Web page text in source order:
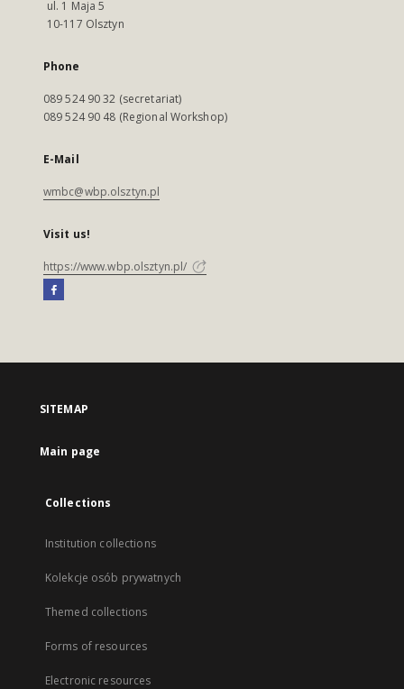
ul. 1 Maja 5
10-117 Olsztyn
Phone
089 524 90 32 (secretariat)
089 524 90 48 (Regional Workshop)
E-Mail
wmbc@wbp.olsztyn.pl
Visit us!
https://www.wbp.olsztyn.pl/
SITEMAP
Main page
Collections
Institution collections
Kolekcje osób prywatnych
Themed collections
Forms of resources
Electronic resources